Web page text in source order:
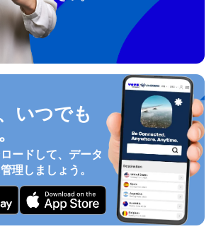
いつでも
ードして、データ
理しましょう。